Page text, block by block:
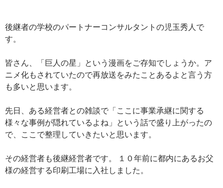
後継者の学校のパートナーコンサルタントの児玉秀人で
す。
皆さん、「巨人の星」という漫画をご存知でしょうか。ア
ニメ化もされていたので再放送をみたことあるよと言う方
も多いと思います。
先日、ある経営者との雑談で「ここに事業承継に関する
様々な事例が隠れているよね」という話で盛り上がったの
で、ここで整理していきたいと思います。
その経営者も後継経営者です。 １０年前に都内にあるお父
様の経営する印刷工場に入社しました。